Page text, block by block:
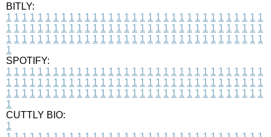
BITLY:
1 1 1 1 1 1 1 1 1 1 1 1 1 1 1 1 1 1 1 1 1 1 1 1 1 1 1 1 1 1 1 1 1
1 1 1 1 1 1 1 1 1 1 1 1 1 1 1 1 1 1 1 1 1 1 1 1 1 1 1 1 1 1 1 1 1
1 1 1 1 1 1 1 1 1 1 1 1 1 1 1 1 1 1 1 1 1 1 1 1 1 1 1 1 1 1 1 1 1
1
SPOTIFY:
1 1 1 1 1 1 1 1 1 1 1 1 1 1 1 1 1 1 1 1 1 1 1 1 1 1 1 1 1 1 1 1 1
1 1 1 1 1 1 1 1 1 1 1 1 1 1 1 1 1 1 1 1 1 1 1 1 1 1 1 1 1 1 1 1 1
1 1 1 1 1 1 1 1 1 1 1 1 1 1 1 1 1 1 1 1 1 1 1 1 1 1 1 1 1 1 1 1 1
1
CUTTLY BIO:
1